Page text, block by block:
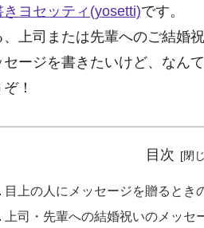
ヨセッティ(yosetti)です。
上司または先輩へのご結婚
セージを書きたいけど、な
！
目次
目上の人にメッセージを贈るとき
上司・先輩への結婚祝いのメッセ